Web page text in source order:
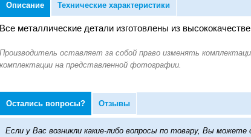
Описание Технические характеристики
Все металлические детали изготовлены из
Остались вопросы? Отзывы
Если у Вас возникли какие-либо вопросы по товару, Вы